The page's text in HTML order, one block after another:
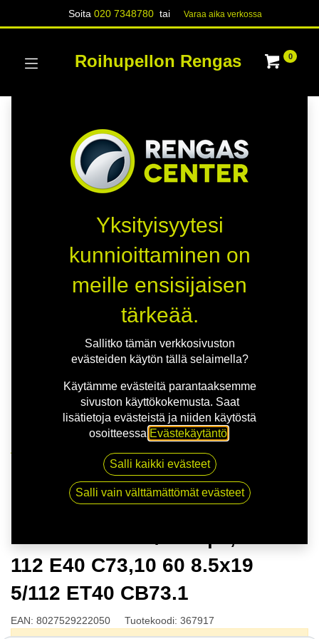
Soita020 7348780 tai Varaa aika verk​​​​ossa
Roihupellon Rengas 0
MSW 75 G.BLK/POL | 8,5X19 5-112 E40 C73,10 60
8.5x19 5/112 ET40 CB73.1
112 E40 C73,10 60 8.5x19
5/112 ET40 CB73.1
EAN: 8027529222050 Tuotekoodi: 367917
Yksityisyytesi
kunnioittaminen on
meille ensisijaisen
tärkeää.
Sallitko tämän verkkosivuston
evästeiden käytön tällä selaimella?
Käytämme evästeitä parantaaksemme
sivuston käyttökokemusta. Saat
lisätietoja evästeistä ja niiden käytöstä
osoitteessa Evästekäytäntö
Salli kaikki evästeet
Salli vain välttämättömät evästeet